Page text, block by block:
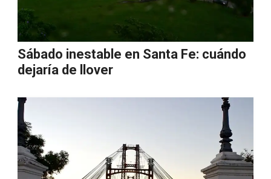
Sábado inestable en Santa Fe: cuándo
dejaría de llover